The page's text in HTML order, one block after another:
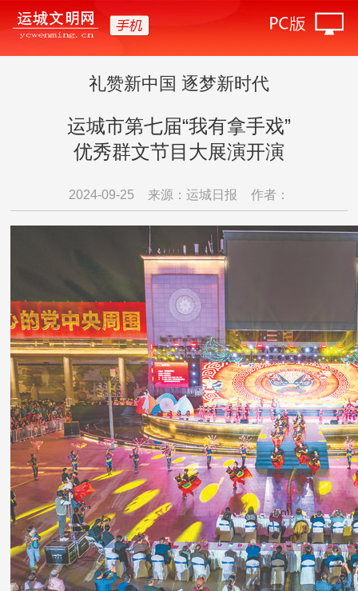
礼赞新中国 逐梦新时代
运城市第七届“我有拿手戏”
优秀群文节目大展演开演
2024-09-25 来源：运城日报 作者：